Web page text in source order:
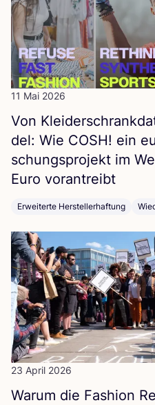
11 Mai 2026
Von
del: Wie COSH! ein
schungs­pro­jekt im
Euro vorantreibt
Erweiterte Herstellerhaftung
23 April 2026
War­um die Fashion